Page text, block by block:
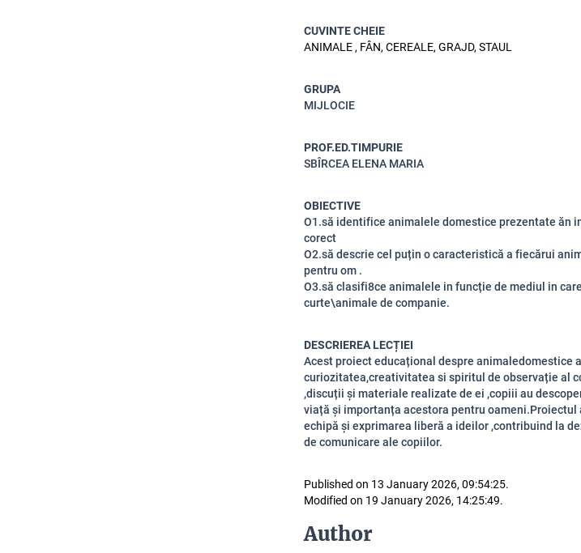
CUVINTE CHEIE
ANIMALE , FÂN, CEREALE, GRAJD, STAUL
GRUPA
MIJLOCIE
PROF.ED.TIMPURIE
SBÎRCEA ELENA MARIA
OBIECTIVE
O1.să identifice animalele domestice prezentate ăn
corect
O2.să descrie cel puțin o caracteristică a fiecărui
pentru om .
O3.să clasifi8ce animalele in funcție de mediul in
curte\animale de companie.
DESCRIEREA LECȚIEI
Acest proiect educațional despre animaledomestice
curiozitatea,creativitatea si spiritul de observație al
,discuții și materiale realizate de ei ,copiii au
viață și importanța acestora pentru
echipă și exprimarea liberă a ideilor ,contribuind la
de comunicare ale copiilor.
Published on 13 January 2026, 09:54:25.
Modified on 19 January 2026, 14:25:49.
Author